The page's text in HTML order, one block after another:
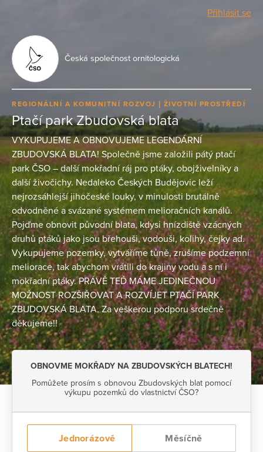
Přihlásit se
Česká společnost ornitologická
REGIONÁLNÍ A KOMUNITNÍ ROZVOJ ŽIVOTNÍ PROSTŘEDÍ
Ptačí park Zbudovská blata
VYKUPUJEME A OBNOVUJEME LEGENDÁRNÍ
ZBUDOVSKÁ BLATA! Společně jsme založili pátý ptačí
park ČSO – další mokřadní ráj pro ptáky, obojživelníky a
další živočichy. Nedaleko Českých Budějovic leží
nejrozsáhlejší jihočeské louky, v minulosti brutálně
odvodněné a svázané systémem melioračních kanálů.
Pojďme obnovit původní blata, kdysi hnízdiště vzácných
druhů ptáků jako jsou břehouši, vodouši, kolihy, čejky ad.
Vykupujeme pozemky, vytváříme tůně, zrušíme podzemní
meliorace, tak abychom vrátili do krajiny vodu a s ní i
mokřadní ptáky. PRÁVĚ TEĎ MÁME JEDINEČNOU
MOŽNOST ROZŠIŘOVAT A ROZVÍJET PTAČÍ PARK
ZBUDOVSKÁ BLATA. Za veškerou podporu srdečně
děkujeme!!
OBNOVME MOKŘADY NA ZBUDOVSKÝCH BLATECH!
Pomůžete prosím s obnovou Zbudovských blat pomocí
výkupu pozemků do vlastnictví ČSO?
Jednorázově Měsíčně